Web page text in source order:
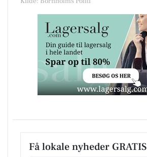
Få lokale nyheder GRATIS